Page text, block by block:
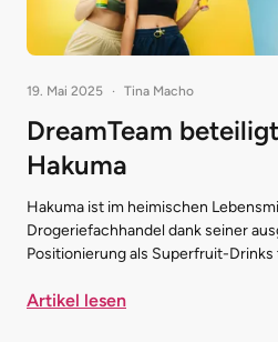
19. Mai 2025 · Tina Macho
DreamTeam
Hakuma
Hakuma ist im heimischen
Drogeriefachhandel dank seiner
Positionierung als Superfruit-
Artikel lesen